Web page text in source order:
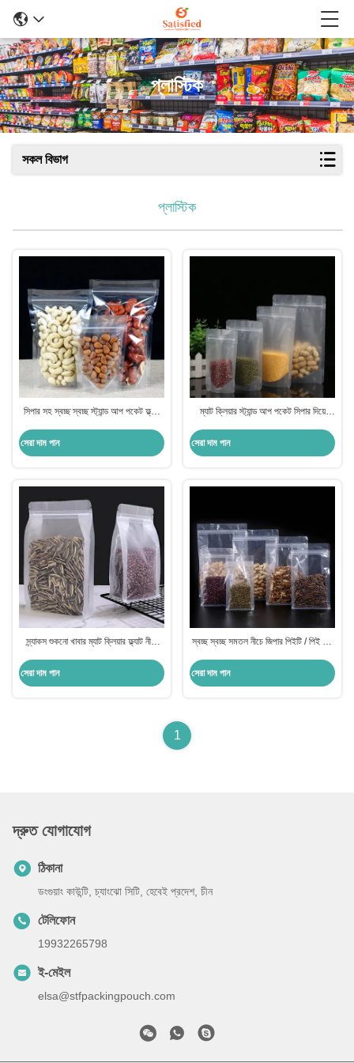
প্লাস্টিক
সকল বিভাগ
প্লাস্টিক
সিপার সহ স্বচ্ছ স্বচ্ছ স্ট্যান্ড আপ পকেট ফ্ল্যাট
সেরা দাম পান
ম্যাট ক্লিয়ার স্ট্যান্ড আপ পকেট সিপার দিয়ে
সেরা দাম পান
স্ন্যাকস শুকনো খাবার ম্যাট ক্লিয়ার ফ্ল্যাট নীচে
সেরা দাম পান
স্বচ্ছ স্বচ্ছ সমতল নীচে জিপার পিইটি / পিই ফুড
সেরা দাম পান
1
দ্রুত যোগাযোগ
ঠিকানা
ডংগুয়াং কাউন্টি, চ্যাংঝো সিটি, হেবেই প্রদেশ, চীন
টেলিফোন
19932265798
ই-মেইল
elsa@stfpackingpouch.com